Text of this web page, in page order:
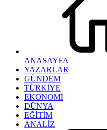
ANASAYFA
YAZARLAR
GÜNDEM
TÜRKİYE
EKONOMİ
DÜNYA
EĞİTİM
ANALİZ